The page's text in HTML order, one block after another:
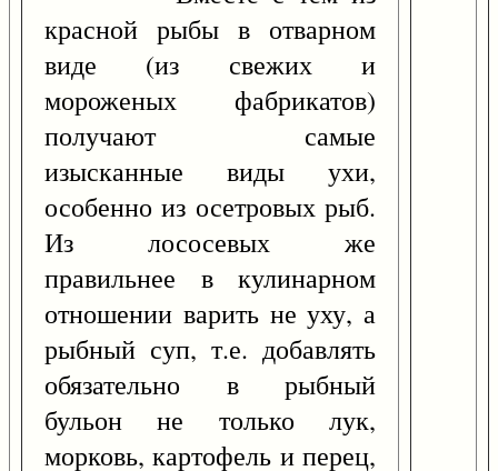
красной рыбы в отварном
виде (из свежих и
мороженых фабрикатов)
получают самые
изысканные виды ухи,
особенно из осетровых рыб.
Из лососевых же
правильнее в кулинарном
отношении варить не уху, а
рыбный суп, т.е. добавлять
обязательно в рыбный
бульон не только лук,
морковь, картофель и перец,